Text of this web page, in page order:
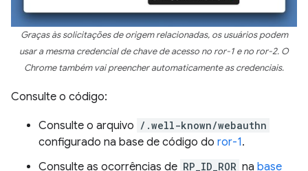
Graças às solicitações de origem relacionadas, os usuários podem
usar a mesma credencial de chave de acesso no ror-1 e no ror-2. O
Chrome também vai preencher automaticamente as credenciais.
Consulte o código:
Consulte o arquivo /.well-known/webauthn
configurado na base de código do ror-1.
Consulte as ocorrências de RP_ID_ROR na base